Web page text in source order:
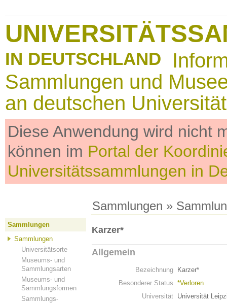
IN DEUTSCHLAND
Sammlungen und
an deutschen
Diese Anwendung wird nicht
können im Portal der
Universitätssammlungen in
Sammlungen »
Sammlungen
Sammlungen
Universitätsorte
Museums- und
Sammlungsarten
Museums- und
Sammlungsformen
Sammlungs-
Karzer*
Allgemein
Bezeichnung
Karzer*
Besonderer Status *Verloren
Universität Universität